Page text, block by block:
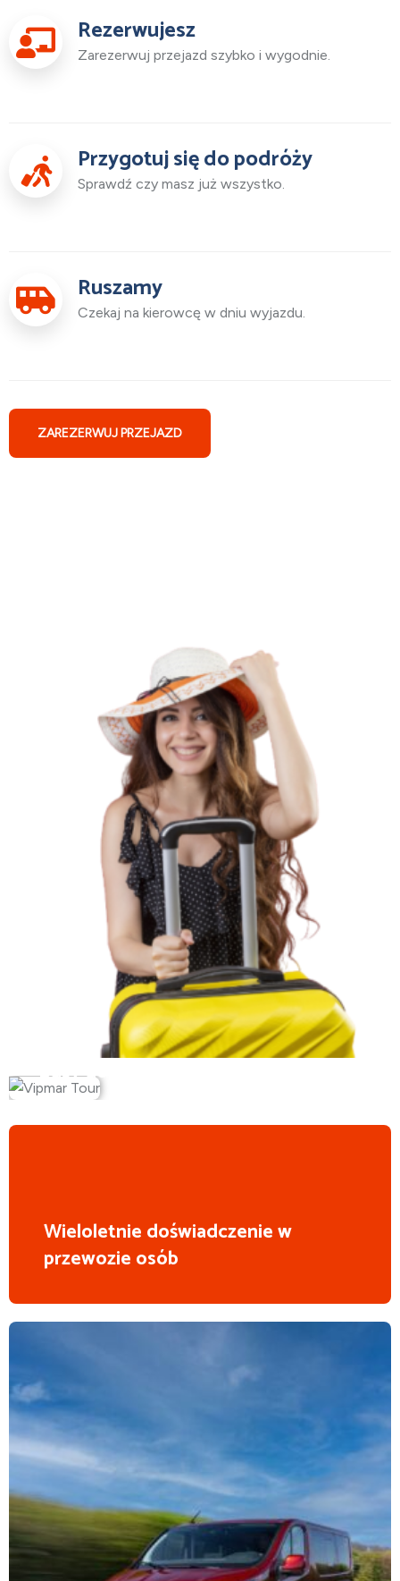
Rezerwujesz
Zarezerwuj przejazd szybko i wygodnie.
Przygotuj się do podróży
Sprawdź czy masz już wszystko.
Ruszamy
Czekaj na kierowcę w dniu wyjazdu.
ZAREZERWUJ PRZEJAZD
Busy do Niemiec z Olsztyna
Wieloletnie doświadczenie w
przewozie osób